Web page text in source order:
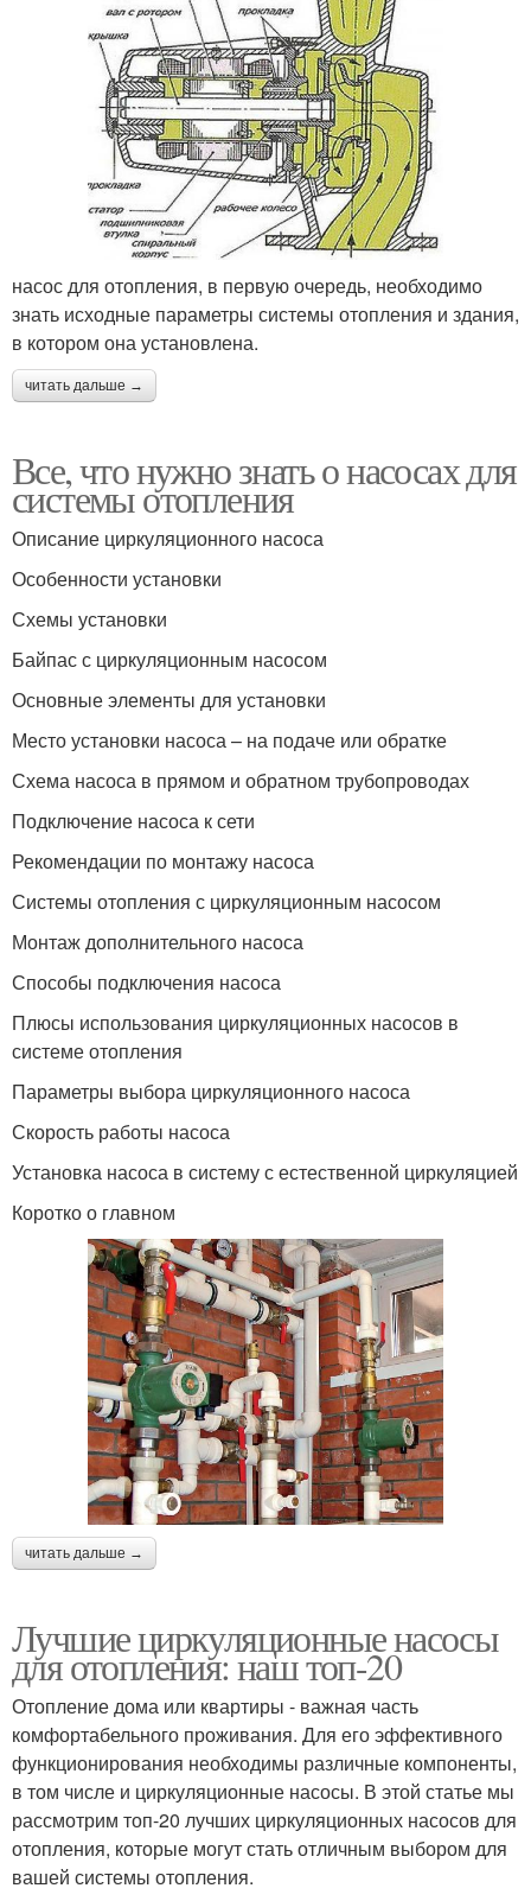
насос для отопления, в первую очередь, необходимо
знать исходные параметры системы отопления и здания,
в котором она установлена.
читать дальше →
Все, что нужно знать о насосах для
системы отопления
Описание циркуляционного насоса
Особенности установки
Схемы установки
Байпас с циркуляционным насосом
Основные элементы для установки
Место установки насоса – на подаче или обратке
Схема насоса в прямом и обратном трубопроводах
Подключение насоса к сети
Рекомендации по монтажу насоса
Системы отопления с циркуляционным насосом
Монтаж дополнительного насоса
Способы подключения насоса
Плюсы использования циркуляционных насосов в
системе отопления
Параметры выбора циркуляционного насоса
Скорость работы насоса
Установка насоса в систему с естественной циркуляцией
Коротко о главном
читать дальше →
Лучшие циркуляционные насосы
для отопления: наш топ-20
Отопление дома или квартиры - важная часть
комфортабельного проживания. Для его эффективного
функционирования необходимы различные компоненты,
в том числе и циркуляционные насосы. В этой статье мы
рассмотрим топ-20 лучших циркуляционных насосов для
отопления, которые могут стать отличным выбором для
вашей системы отопления.